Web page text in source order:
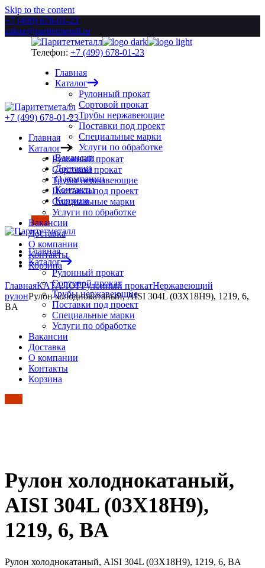
Skip to the content
+7 (499) 678-01-23
zakaz@paritetmetall.ru
Телефон: +7 (499) 678-01-23
Главная
Каталог
Рулонный прокат
Сортовой прокат
Трубы нержавеющие
Поставки под проект
Специальные марки
Услуги по обработке
Вакансии
Доставка
О компании
Контакты
Корзина
Главная
Каталог
Рулонный прокат
Сортовой прокат
Трубы нержавеющие
Поставки под проект
Специальные марки
Услуги по обработке
Вакансии
Доставка
О компании
Контакты
Корзина
+7 (499) 678-01-23
Главная
Каталог
Рулонный прокат
Сортовой прокат
Трубы нержавеющие
Поставки под проект
Специальные марки
Услуги по обработке
Вакансии
Доставка
О компании
Контакты
Корзина
ГлавнаяКАТАЛОГРулонный прокатНержавеющий
рулонРулон холоднокатаный, AISI 304L (03Х18Н9), 1219, 6,
BA
Рулон холоднокатаный,
AISI 304L (03Х18Н9),
1219, 6, BA
Рулон холоднокатаный, AISI 304L (03Х18Н9), 1219, 6, BA